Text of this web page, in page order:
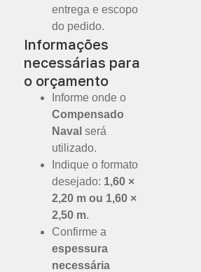
entrega e escopo
do pedido.
Informações
necessárias para
o orçamento
Informe onde o
Compensado
Naval será
utilizado.
Indique o formato
desejado: 1,60 ×
2,20 m ou 1,60 ×
2,50 m.
Confirme a
espessura
necessária